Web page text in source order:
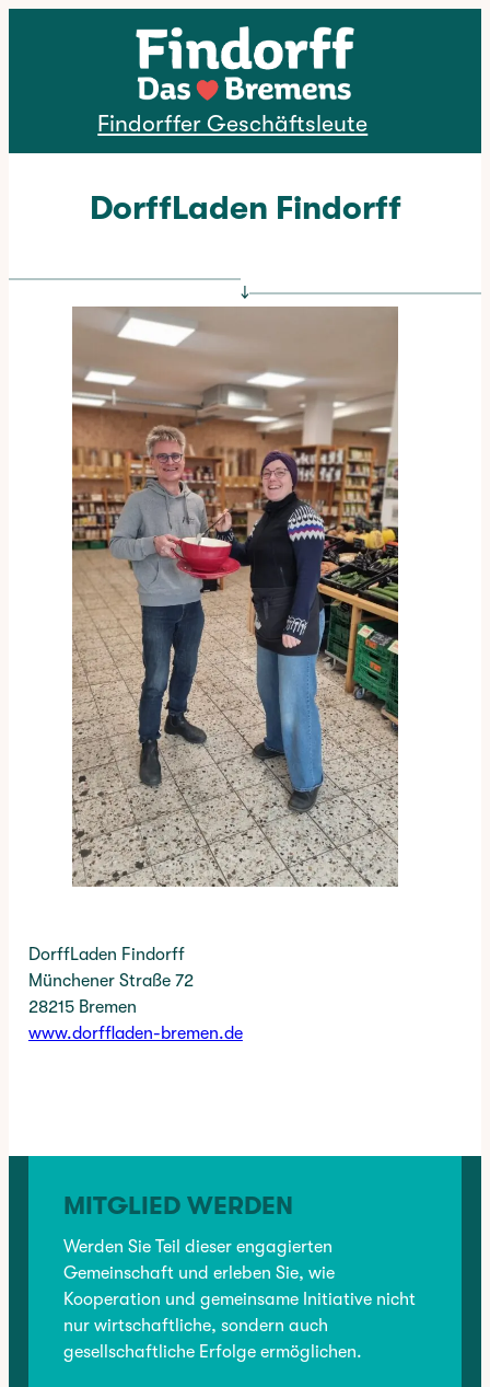
Direkt zum Inhalt
Findorffer Geschäftsleute
DorffLaden Findorff
↓
DorffLaden Findorff
Münchener Straße 72
28215 Bremen
www.dorffladen-bremen.de
,
MITGLIED WERDEN
Werden Sie Teil dieser engagierten
Gemeinschaft und erleben Sie, wie
Kooperation und gemeinsame Initiative nicht
nur wirtschaftliche, sondern auch
gesellschaftliche Erfolge ermöglichen.